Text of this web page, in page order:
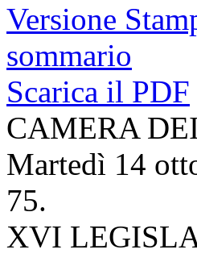
Versione
sommario
Scarica il PDF
CAMERA
Martedì 14
75.
XVI